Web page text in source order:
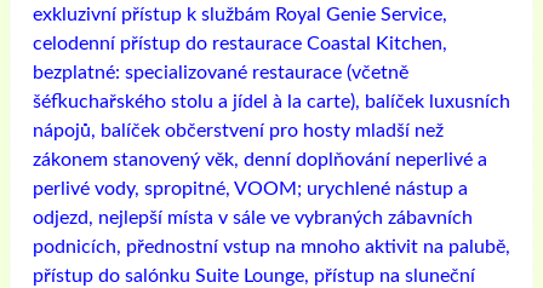
exkluzivní přístup k službám Royal Genie Service,
celodenní přístup do restaurace Coastal Kitchen,
bezplatné: specializované restaurace (včetně
šéfkuchařského stolu a jídel à la carte), balíček luxusních
nápojů, balíček občerstvení pro hosty mladší než
zákonem stanovený věk, denní doplňování neperlivé a
perlivé vody, spropitné, VOOM; urychlené nástup a
odjezd, nejlepší místa v sále ve vybraných zábavních
podnicích, přednostní vstup na mnoho aktivit na palubě,
přístup do salónku Suite Lounge, přístup na sluneční